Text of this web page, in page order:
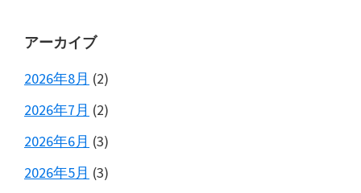
アーカイブ
2026年8月 (2)
2026年7月 (2)
2026年6月 (3)
2026年5月 (3)